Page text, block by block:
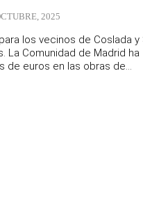
2025
los vecinos de Coslada y
La Comunidad de Madrid ha
de euros en las obras de...